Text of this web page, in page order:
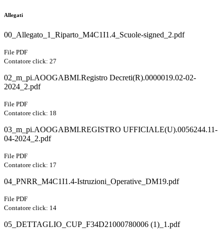
Allegati
00_Allegato_1_Riparto_M4C1I1.4_Scuole-signed_2.pdf
File PDF
Contatore click: 27
02_m_pi.AOOGABMI.Registro Decreti(R).0000019.02-02-
2024_2.pdf
File PDF
Contatore click: 18
03_m_pi.AOOGABMI.REGISTRO UFFICIALE(U).0056244.11-
04-2024_2.pdf
File PDF
Contatore click: 17
04_PNRR_M4C1I1.4-Istruzioni_Operative_DM19.pdf
File PDF
Contatore click: 14
05_DETTAGLIO_CUP_F34D21000780006 (1)_1.pdf